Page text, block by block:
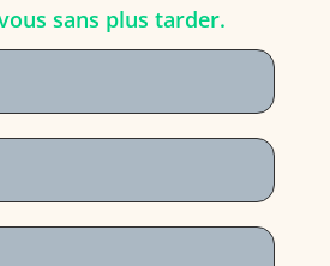
sans plus tarder.